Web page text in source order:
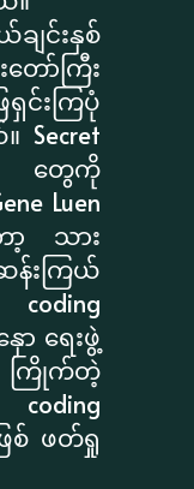
ျင်းနှစ်
ော်ကြီး
င်းကြပုံ
Secret
တွေကို
Luen
ာ့ သား
န်းကြယ်
ော ရေးဖွဲ့
ကြိုက်တဲ့
ြစ် ဖတ်ရှု